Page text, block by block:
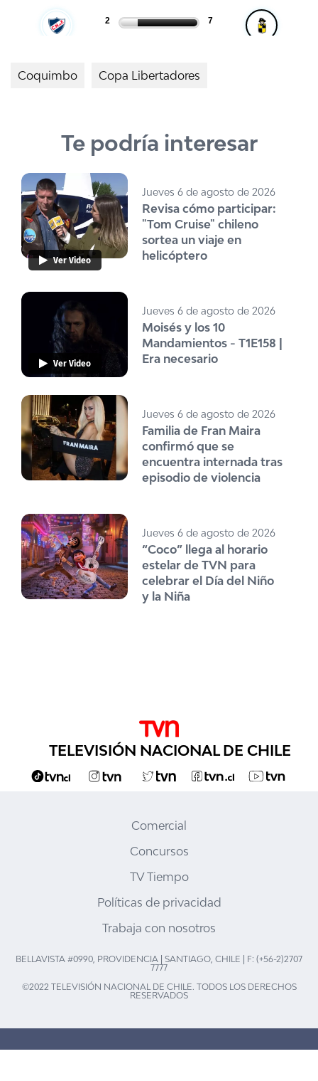
Coquimbo Copa Libertadores
Te podría interesar
Ver Video
Jueves 6 de agosto de 2026
Revisa cómo participar:
"Tom Cruise" chileno
sortea un viaje en
helicóptero
Ver Video
Jueves 6 de agosto de 2026
Moisés y los 10
Mandamientos - T1E158 |
Era necesario
Jueves 6 de agosto de 2026
Familia de Fran Maira
confirmó que se
encuentra internada tras
episodio de violencia
Jueves 6 de agosto de 2026
“Coco” llega al horario
estelar de TVN para
celebrar el Día del Niño
y la Niña
TELEVISIÓN NACIONAL DE CHILE
Comercial
Concursos
TV Tiempo
Políticas de privacidad
Trabaja con nosotros
BELLAVISTA #0990, PROVIDENCIA | SANTIAGO, CHILE | F: (+56-2)2707
7777
©2022 TELEVISIÓN NACIONAL DE CHILE. TODOS LOS DERECHOS
RESERVADOS